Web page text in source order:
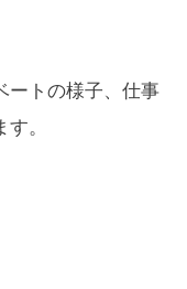
ートの様子、仕事
。